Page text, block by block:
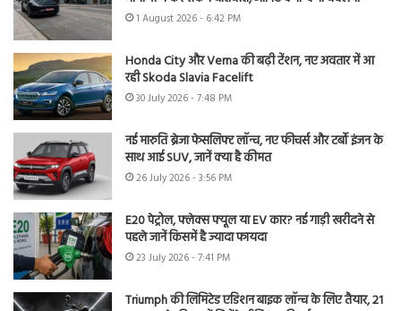
1 August 2026 - 6:42 PM
Honda City और Verna की बढ़ी टेंशन, नए अवतार में आ
रही Skoda Slavia Facelift
30 July 2026 - 7:48 PM
नई मारुति ब्रेजा फेसलिफ्ट लॉन्च, नए फीचर्स और टर्बो इंजन के
साथ आई SUV, जानें क्या है कीमत
26 July 2026 - 3:56 PM
E20 पेट्रोल, फ्लेक्स फ्यूल या EV कार? नई गाड़ी खरीदने से
पहले जानें किसमें है ज्यादा फायदा
23 July 2026 - 7:41 PM
Triumph की लिमिटेड एडिशन बाइक लॉन्च के लिए तैयार, 21